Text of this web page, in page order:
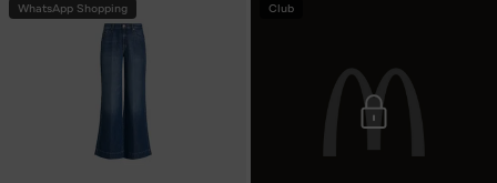
WhatsApp Shopping Club